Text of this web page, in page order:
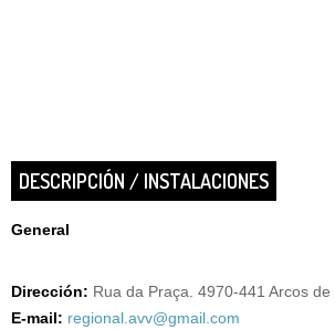
DESCRIPCIÓN / INSTALACIONES
General
Dirección: Rua da Praça. 4970-441 Arcos de
E-mail: regional.avv@gmail.com